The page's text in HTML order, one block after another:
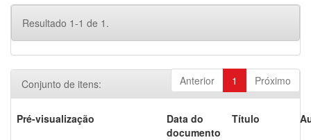
Resultado 1-1 de 1.
Anterior 1 Próximo
Conjunto de itens:
Pré-visualização
Data do
documento
Título